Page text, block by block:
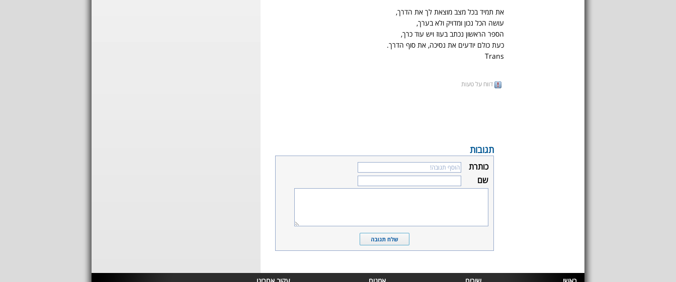
את תמיד בכל מצב מוצאת לך את הדרך,
עושה הכל נכון ומדויק ולא בערך,
הספר הראשון נכתב בעוז ויש עוד כרך,
כעת כולם יודעים את נסיכה, את סוף הדרך.
Trans
דווח על טעות
תגובות
כותרת
שם